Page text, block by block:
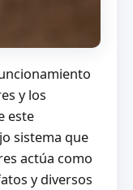
y los
este
sistema que
actúa como
y diversos